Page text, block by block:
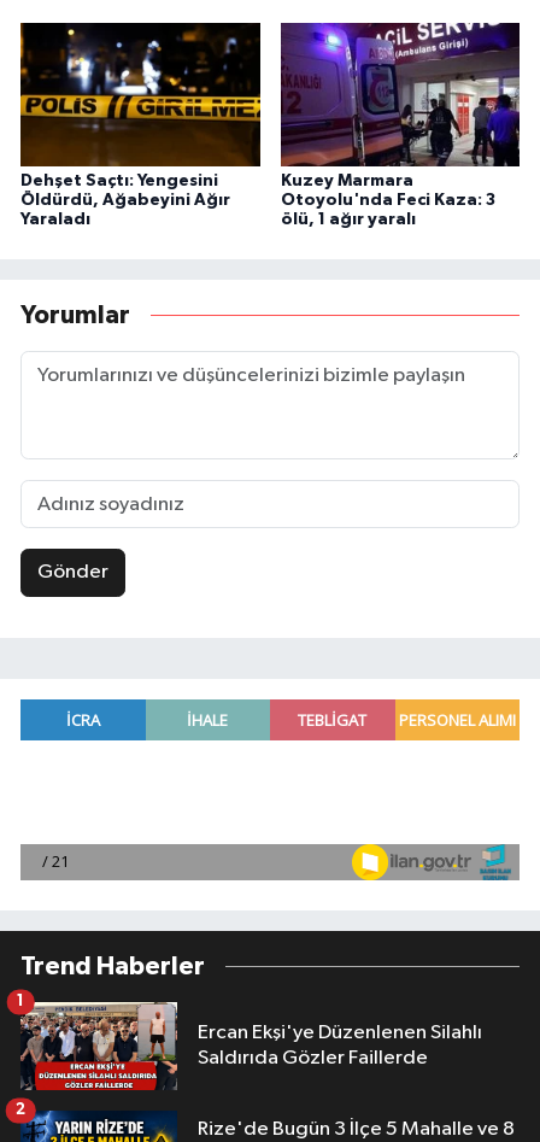
Dehşet Saçtı: Yengesini
Öldürdü, Ağabeyini Ağır
Yaraladı
Kuzey Marmara
Otoyolu'nda Feci Kaza: 3
ölü, 1 ağır yaralı
Yorumlar
Gönder
Trend Haberler
Ercan Ekşi'ye Düzenlenen Silahlı
Saldırıda Gözler Faillerde
1
Rize'de Bugün 3 İlçe 5 Mahalle ve 8
2